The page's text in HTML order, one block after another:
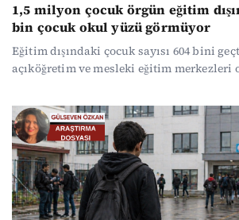
1,5 milyon çocuk örgün eğitim
bin çocuk okul yüzü görmüyor
Eğitim dışındaki çocuk sayısı 604 bini
açıköğretim ve mesleki eğitim merkezleri
milyonu aşkın çocuk örgün eğitim